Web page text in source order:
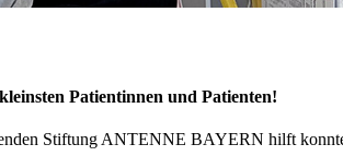
Patientinnen und Patienten!
Stiftung ANTENNE BAYERN hilft